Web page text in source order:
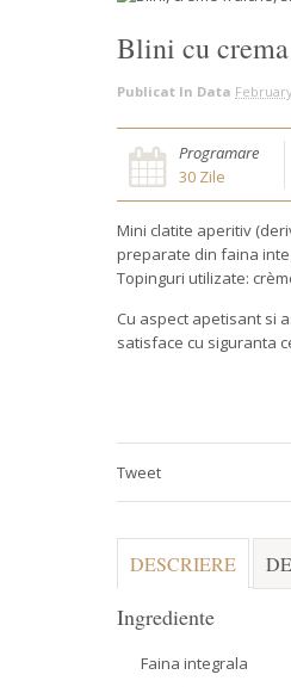
Blini cu
Publicat In Data
Programare
30 Zile
Mini clatite aperitiv
preparate din faina
Topinguri utilizate:
Cu aspect apetisant si
satisface cu siguranta
Tweet
DESCRIERE
Ingrediente
Faina integrala